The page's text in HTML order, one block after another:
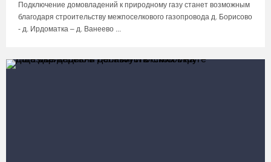
Подключение домовладений к природному газу станет возможным
благодаря строительству межпоселкового газопровода д. Борисово
- д. Ирдоматка – д. Ванеево ...